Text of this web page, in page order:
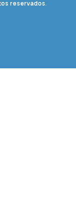
reservados.